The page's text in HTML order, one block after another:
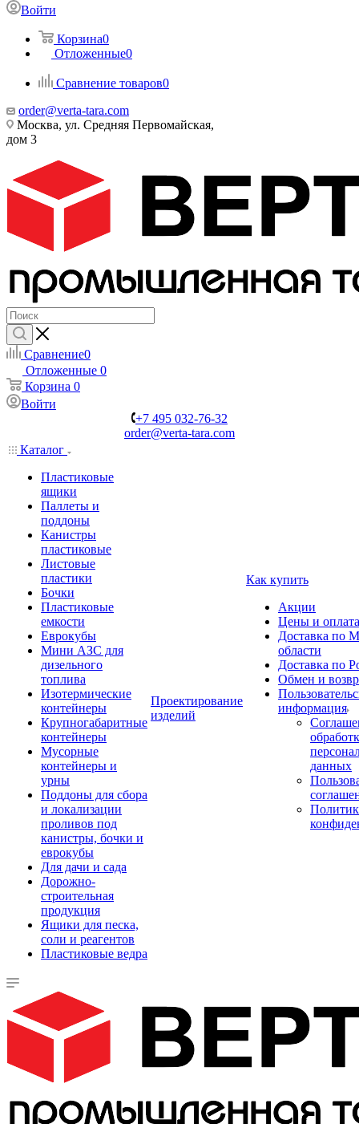
Войти
Корзина0
Отложенные0
Сравнение товаров0
order@verta-tara.com
Москва, ул. Средняя Первомайская,
дом 3
Сравнение0
Отложенные 0
Корзина 0
Войти
+7 495 032-76-32
order@verta-tara.com
Каталог
Пластиковые
ящики
Паллеты и
поддоны
Канистры
пластиковые
Листовые
пластики
Бочки
Пластиковые
емкости
Еврокубы
Мини АЗС для
дизельного
топлива
Изотермические
контейнеры
Крупногабаритные
контейнеры
Мусорные
контейнеры и
урны
Поддоны для сбора
и локализации
проливов под
канистры, бочки и
еврокубы
Для дачи и сада
Дорожно-
строительная
продукция
Ящики для песка,
соли и реагентов
Пластиковые ведра
Проектирование
изделий
Как купить
Акции
Цены и оплата
Доставка по
области
Доставка по
Обмен и
информация
данных